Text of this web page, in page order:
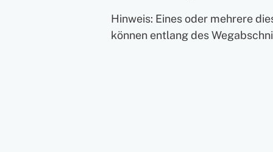
Hinweis: Eines oder mehrere
können entlang des